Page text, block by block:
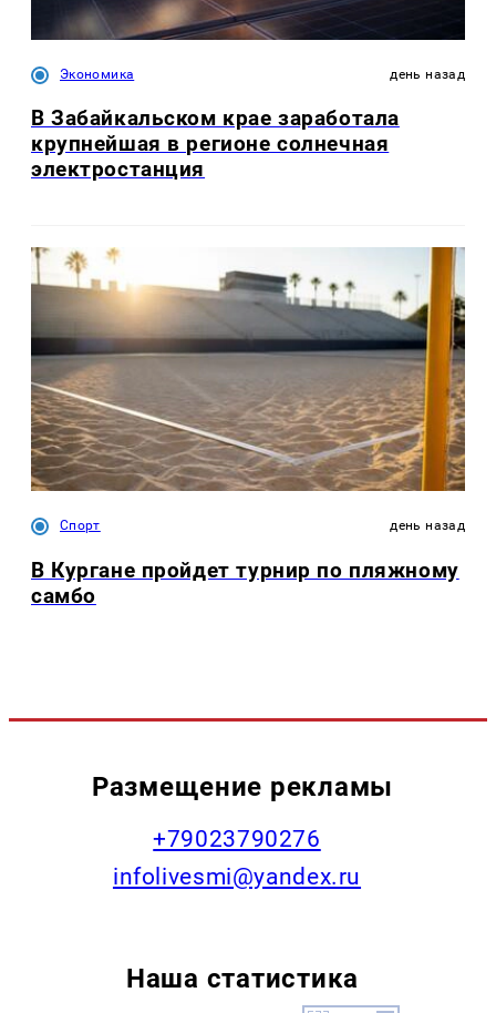
Экономика день назад
В Забайкальском крае заработала
крупнейшая в регионе солнечная
электростанция
Спорт день назад
В Кургане пройдет турнир по пляжному
самбо
Размещение рекламы
+79023790276
infolivesmi@yandex.ru
Наша статистика